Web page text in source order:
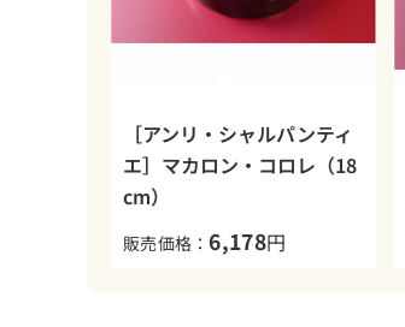
［アンリ・シャルパンティ
エ］マカロン・コロレ（18
cm）
販売価格： 6,178円